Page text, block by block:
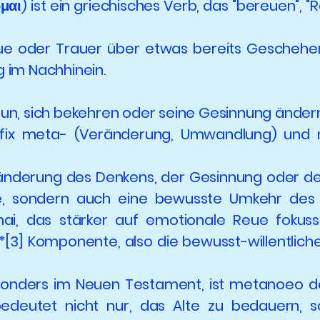
ist ein griechisches Verb, das "bereuen",
oder Trauer über etwas bereits
Nachhinein.
sich bekehren oder seine Gesinnung
meta- (Veränderung, Umwandlung) und
des Denkens, der Gesinnung oder
sondern auch eine bewusste Umkehr des
das stärker auf emotionale Reue
Komponente, also die bewusst-
im Neuen Testament, ist metanoeo
nicht nur, das Alte zu bedauern,